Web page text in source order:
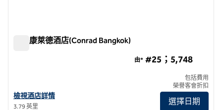
曼谷康萊德酒店(Conrad Bangkok)
查看曼谷康萊德酒店詳情
檢視酒店詳情
3.79 英里
由* #25；5,748
包括費用
榮譽客會折扣
選擇日期